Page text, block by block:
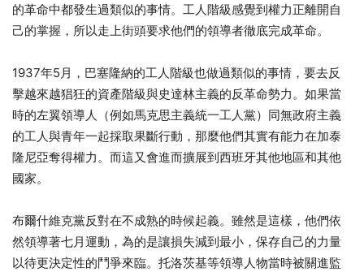
的革命中都發生過類似的事情。工人階級感覺到權力正離開自
己的掌握，所以走上街頭要求他們的領導者徹底完成革命。
1937年5月，巴塞隆納的工人階級也做過類似的事情，要去反
擊越來越猖狂的資產階級與史達林主義的反革命勢力。如果當
時的左翼領導人（例如馬克思主義統一工人黨）同無政府主義
的工人與青年一起採取果斷行動，那麼他們其實有能力在加泰
隆尼亞奪得權力。而這又會進而擴展到西班牙其他地區和其他
國家。
布爾什維克黨反對在不成熟的時候起義。雖然是這樣，他們依
然領導著七月運動，為的是讓損失減到最小，保存自己的力量
以待更決定性的鬥爭來臨。托洛茨基等領導人物當時被關進監